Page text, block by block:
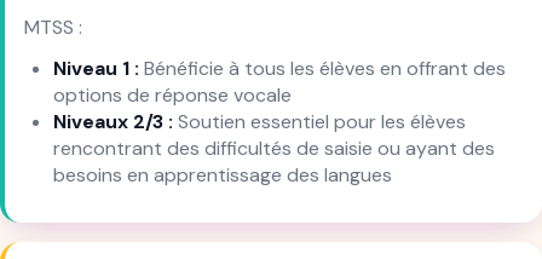
MTSS :
Niveau 1 : Bénéficie à tous les élèves en offrant des
options de réponse vocale
Niveaux 2/3 : Soutien essentiel pour les élèves
rencontrant des difficultés de saisie ou ayant des
besoins en apprentissage des langues